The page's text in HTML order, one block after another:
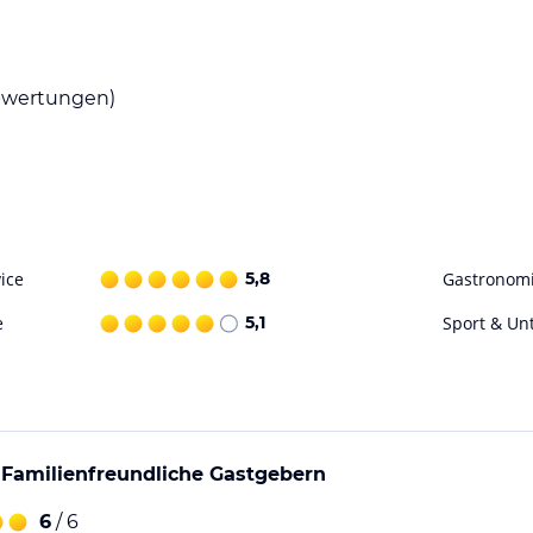
Entspannen Sie in der
perfekt zum Skifahren und Radfahren.
direkt in der Unterkunft ausleihen.
Gewähr. Bitte lies vor der Buchung die
5,8
5,1 Sport &
Gastgebern
6 / 6